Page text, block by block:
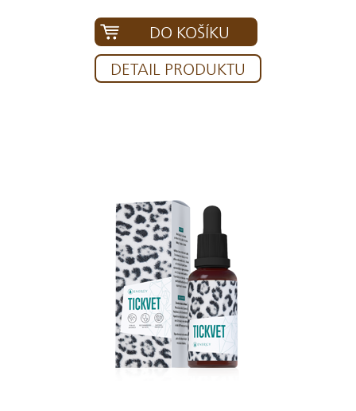
DO KOŠÍKU
DETAIL PRODUKTU